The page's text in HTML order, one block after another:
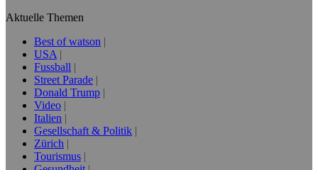
Aktuelle Themen
Best of watson
USA
Fussball
Street Parade
Donald Trump
Video
Italien
Gesellschaft & Politik
Zürich
Tourismus